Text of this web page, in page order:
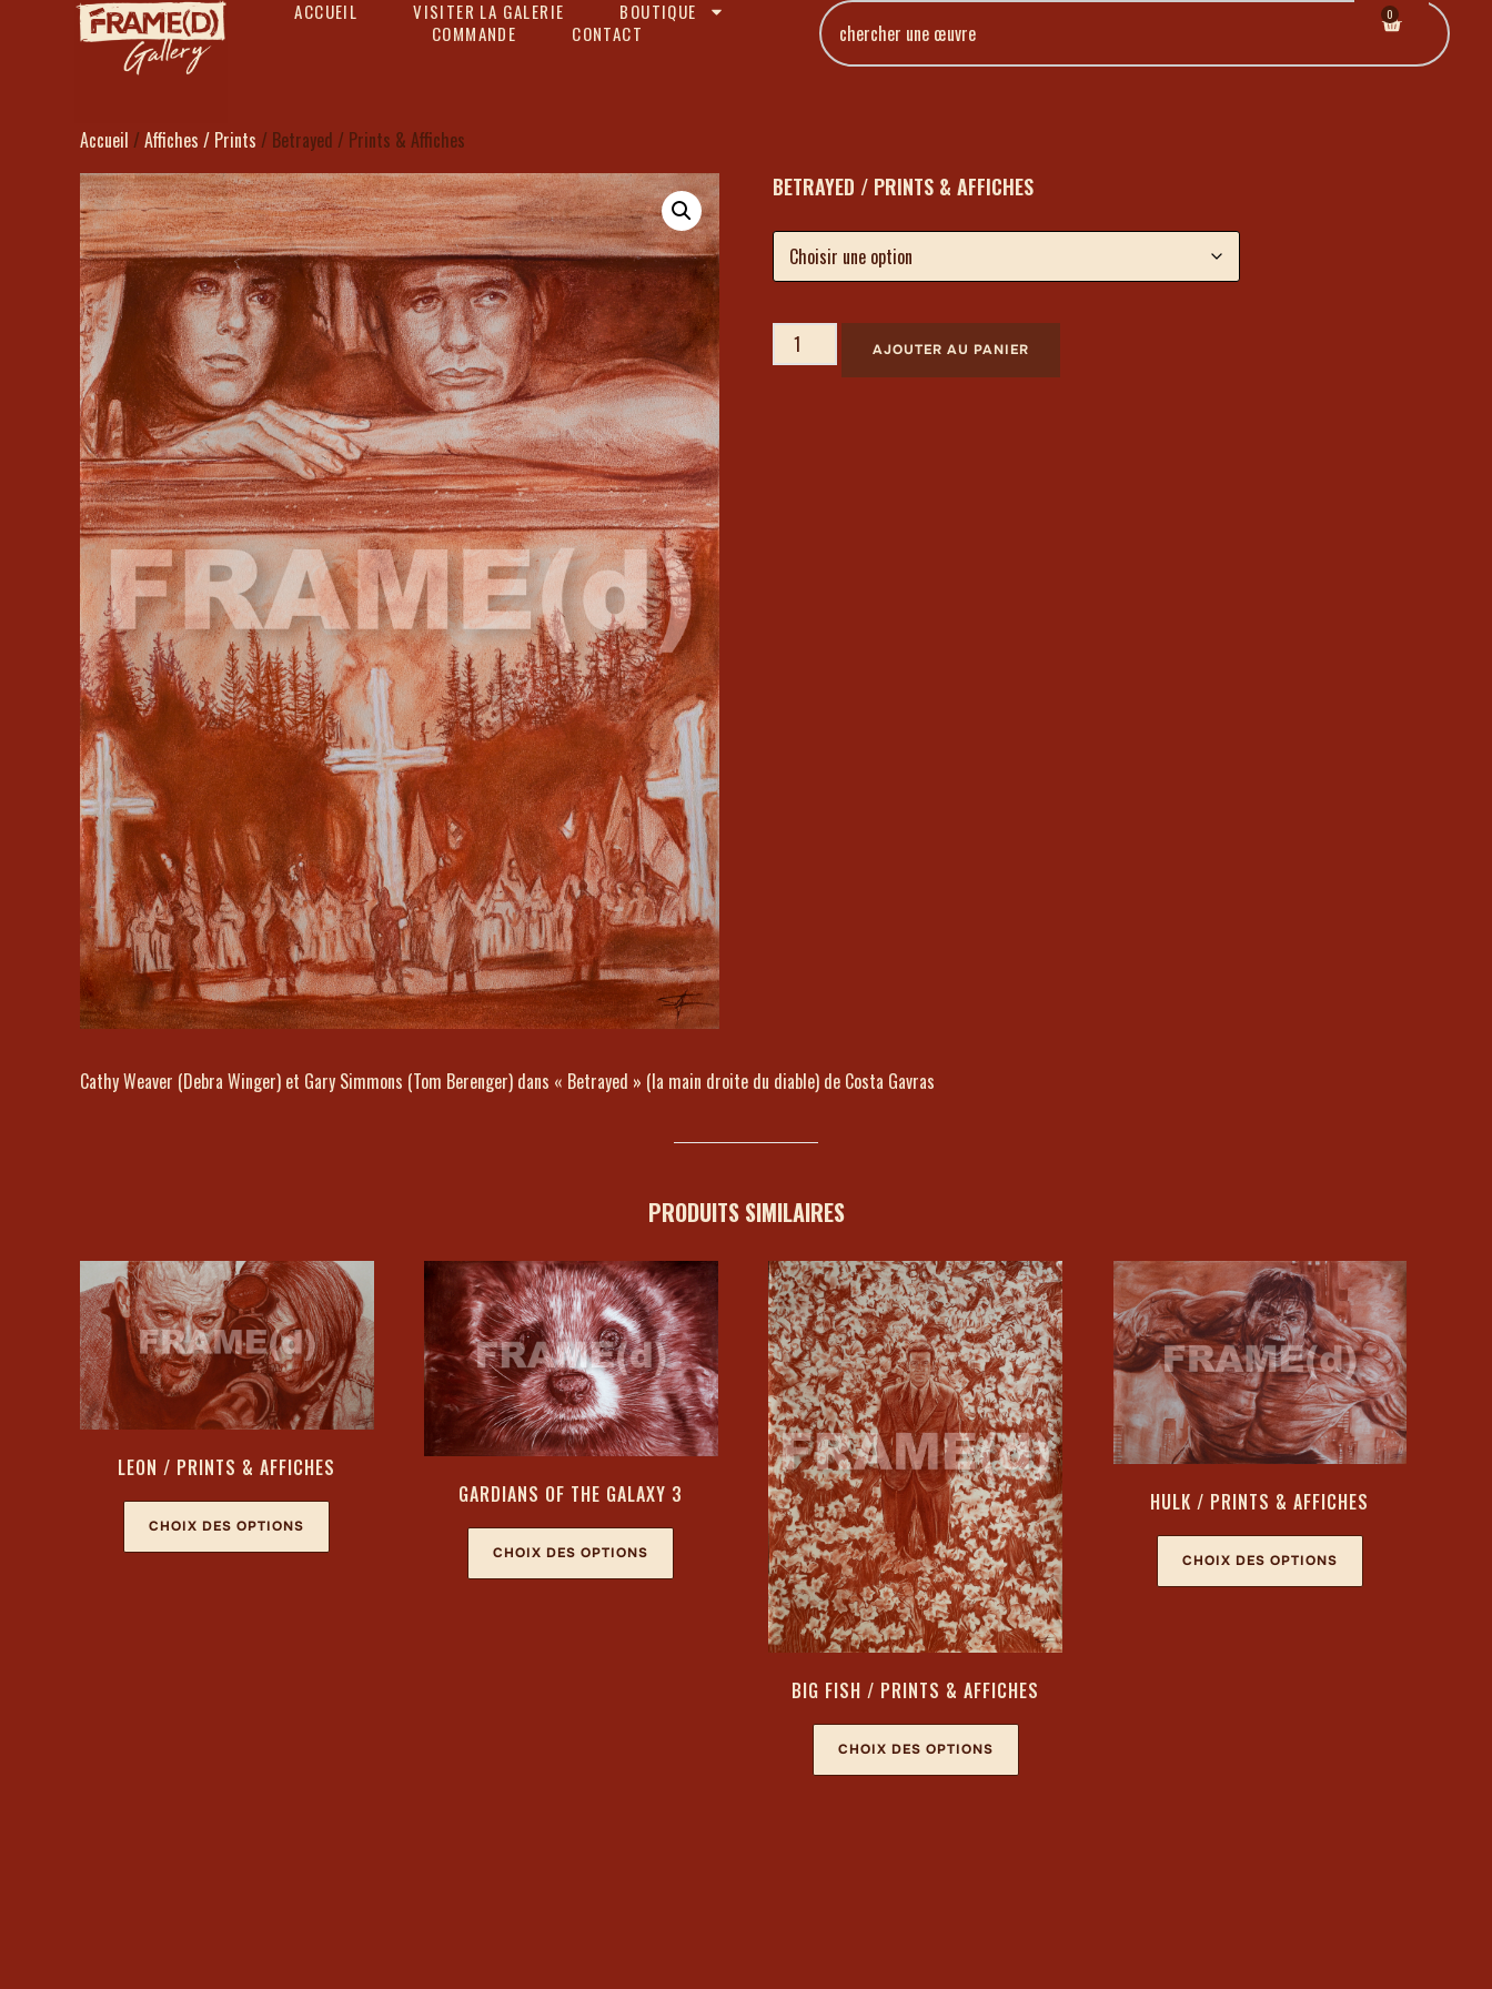
ACCUEIL VISITER LA GALERIE
BOUTIQUE
COMMANDE
CONTACT
0
Accueil / Affiches / Prints / Betrayed / Prints & Affiches
BETRAYED / PRINTS & AFFICHES
AJOUTER AU PANIER
Cathy Weaver (Debra Winger) et Gary Simmons (Tom Berenger) dans « Betrayed » (la main droite du diable) de Costa Gavras
PRODUITS SIMILAIRES
LEON / PRINTS & AFFICHES
CHOIX DES OPTIONS
GARDIANS OF THE GALAXY 3
CHOIX DES OPTIONS
BIG FISH / PRINTS & AFFICHES
CHOIX DES OPTIONS
HULK / PRINTS & AFFICHES
CHOIX DES OPTIONS